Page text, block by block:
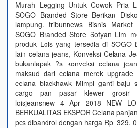
Murah Legging Untuk Cowok Pria
SOGO Branded Store Berikan
lampung. tribunnews Bisnis
SOGO Branded Store Sofyan Lim
produk Lois yang tersedia di SOGO
lain celana jeans, Konveksi Celana
bukanlapak ?s konveksi celana
maksud dari celana merek
celana blackhawk Mimpi ganti baju
cargo pan pasar klewer grosir
loisjeansnew 4 Apr 2018 NEW
BERKUALITAS EKSPOR Celana
pcs dibandrol dengan harga Rp. 329.